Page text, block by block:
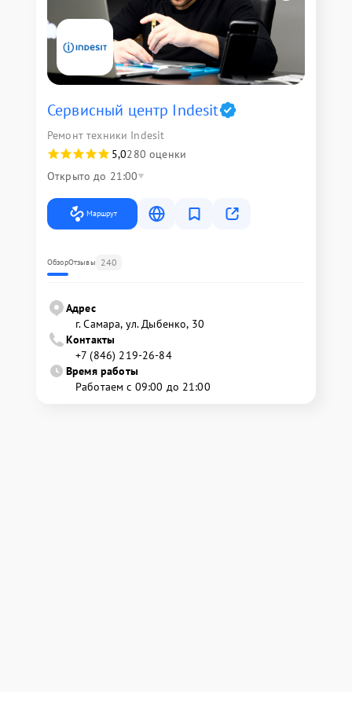
Сервисный центр Indesit
Ремонт техники Indesit
5,0280 оценки
Открыто до 21:00
Маршрут
ОбзорОтзывы 240
Адрес
г. Самара, ул. Дыбенко, 30
Контакты
+7 (846) 219-26-84
Время работы
Работаем с 09:00 до 21:00